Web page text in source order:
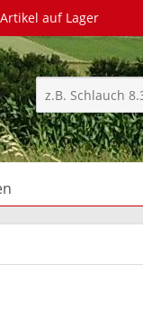
auf Lager